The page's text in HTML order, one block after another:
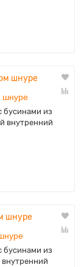
шнуре
бусинами из
внутренний
бусинами из